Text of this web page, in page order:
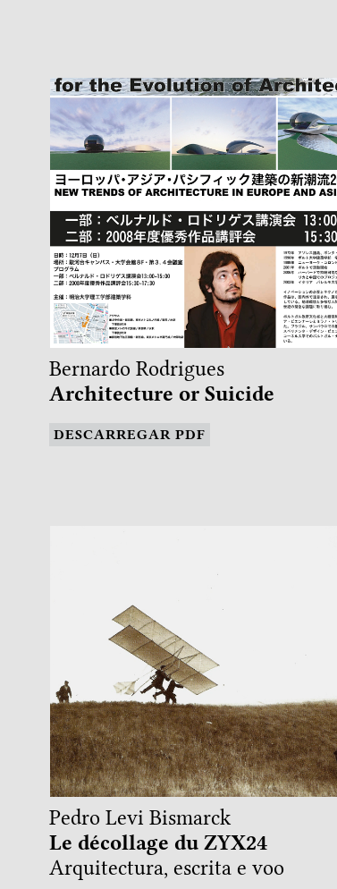
Bernardo Rodrigues
Architecture or Suicide
DESCARREGAR PDF
Pedro Levi Bismarck
Le décollage du ZYX24
Arquitectura, escrita e voo